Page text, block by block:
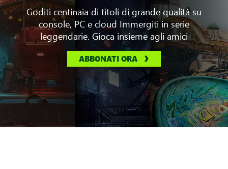
Goditi centinaia di titoli di grande qualità su
console, PC e cloud Immergiti in serie
leggendarie. Gioca insieme agli amici
ABBONATI ORA